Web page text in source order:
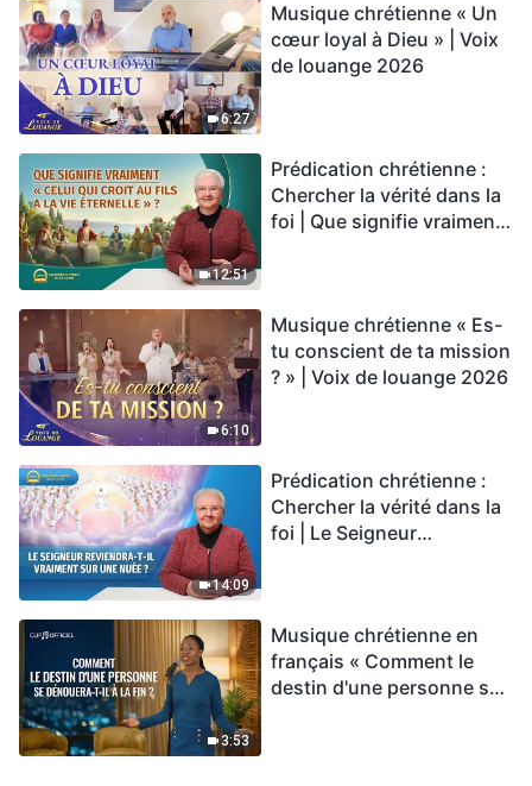
6:27
Musique chrétienne « Un
cœur loyal à Dieu » | Voix
de louange 2026
12:51
Prédication chrétienne :
Chercher la vérité dans la
foi | Que signifie vraiment
6:10
Musique chrétienne « Es-
tu conscient de ta mission
? » | Voix de louange 2026
14:09
Prédication chrétienne :
Chercher la vérité dans la
foi | Le Seigneur
3:53
Musique chrétienne en
français « Comment le
destin d'une personne se